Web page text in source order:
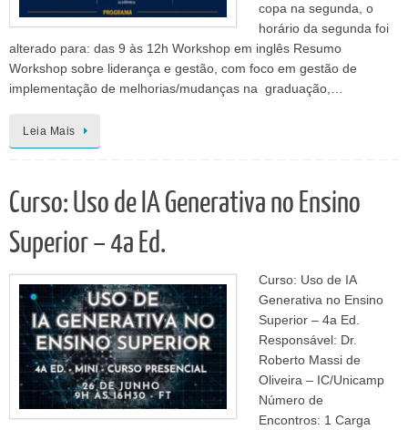
copa na segunda, o
horário da segunda foi
alterado para: das 9 às 12h Workshop em inglês Resumo
Workshop sobre liderança e gestão, com foco em gestão de
implementação de melhorias/mudanças na graduação,…
Leia Mais
Curso: Uso de IA Generativa no Ensino
Superior – 4a Ed.
Curso: Uso de IA
Generativa no Ensino
Superior – 4a Ed.
Responsável: Dr.
Roberto Massi de
Oliveira – IC/Unicamp
Número de
Encontros: 1 Carga